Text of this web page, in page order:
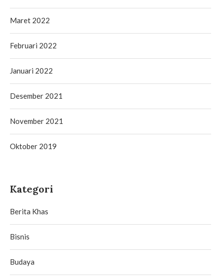
Maret 2022
Februari 2022
Januari 2022
Desember 2021
November 2021
Oktober 2019
Kategori
Berita Khas
Bisnis
Budaya